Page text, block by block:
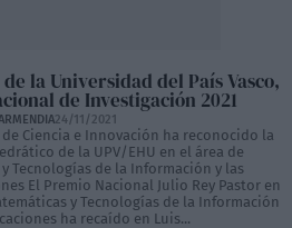
de la Universidad del País Vasco,
de Investigación 2021
24/11/2021
Ciencia e Innovación ha reconocido la
de la UPV/EHU en el área de
Tecnologías de la Información y las
El Premio Nacional Julio Rey Pastor en
y Tecnologías de la Información
ha recaído en Luis...